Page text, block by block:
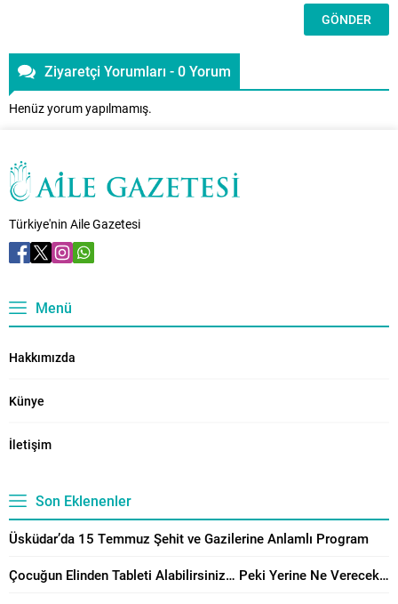
Ziyaretçi Yorumları - 0 Yorum
Henüz yorum yapılmamış.
Türkiye'nin Aile Gazetesi
Menü
Hakkımızda
Künye
İletişim
Son Eklenenler
Üsküdar’da 15 Temmuz Şehit ve Gazilerine Anlamlı Program
Çocuğun Elinden Tableti Alabilirsiniz… Peki Yerine Ne Vereceksiniz?